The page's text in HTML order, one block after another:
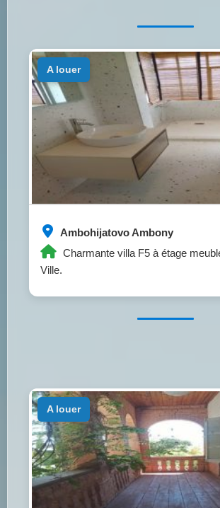
Ambohijatovo Ambony
Charmante villa F5 à étage
Ville.
a louer
a louer